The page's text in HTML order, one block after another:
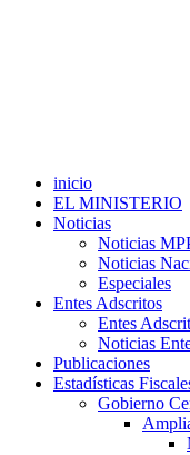
inicio
EL MINISTERIO
Noticias
Noticias
Noticias
Especiales
Entes Adscritos
Entes
Noticias
Publicaciones
Estadísticas
Gobierno